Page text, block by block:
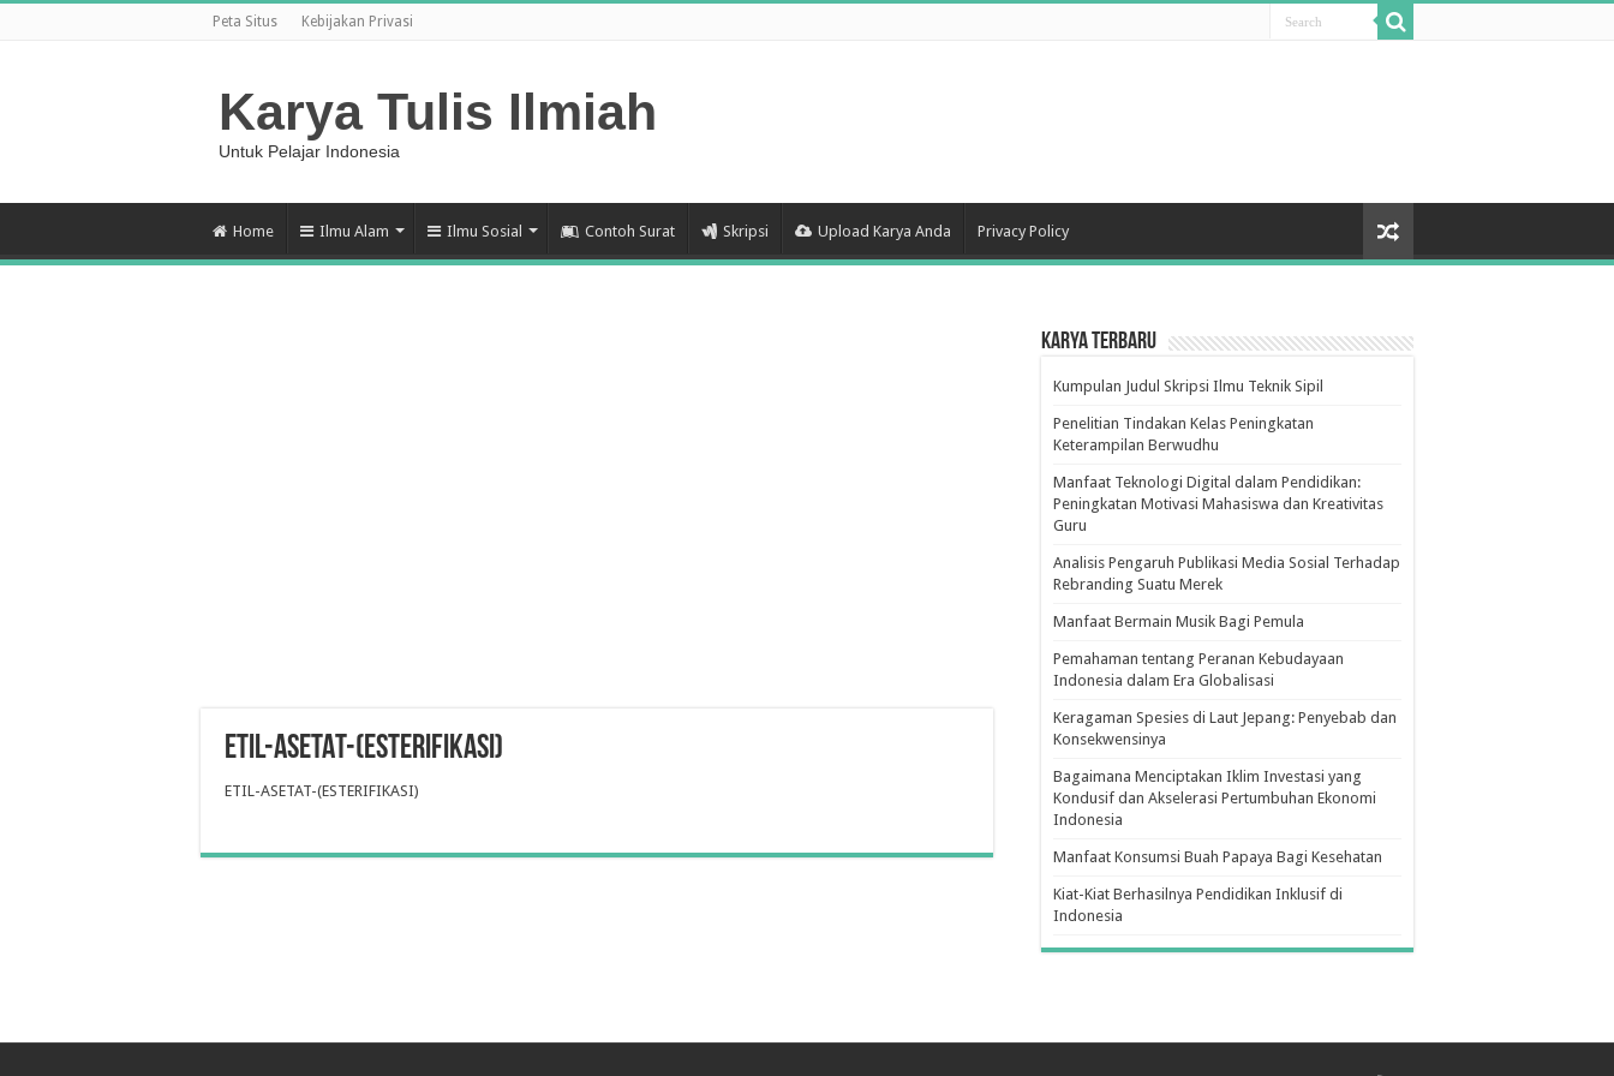
Peta Situs Kebijakan Privasi
Karya Tulis Ilmiah
Untuk Pelajar Indonesia
Home Ilmu Alam Ilmu Sosial Contoh Surat Skripsi Upload Karya Anda Privacy Policy
ETIL-ASETAT-(ESTERIFIKASI)
ETIL-ASETAT-(ESTERIFIKASI)
Karya Terbaru
Kumpulan Judul Skripsi Ilmu Teknik Sipil
Penelitian Tindakan Kelas Peningkatan
Keterampilan Berwudhu
Manfaat Teknologi Digital dalam Pendidikan:
Peningkatan Motivasi Mahasiswa dan Kreativitas
Guru
Analisis Pengaruh Publikasi Media Sosial Terhadap
Rebranding Suatu Merek
Manfaat Bermain Musik Bagi Pemula
Pemahaman tentang Peranan Kebudayaan
Indonesia dalam Era Globalisasi
Keragaman Spesies di Laut Jepang: Penyebab dan
Konsekwensinya
Bagaimana Menciptakan Iklim Investasi yang
Kondusif dan Akselerasi Pertumbuhan Ekonomi
Indonesia
Manfaat Konsumsi Buah Papaya Bagi Kesehatan
Kiat-Kiat Berhasilnya Pendidikan Inklusif di
Indonesia